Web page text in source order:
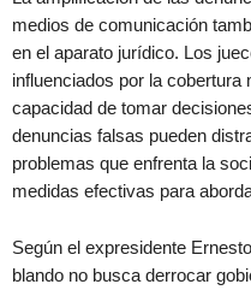
medios de comunicación
en el aparato jurídico. Los
influenciados por la
capacidad de tomar
denuncias falsas pueden
problemas que enfrenta la
medidas efectivas para
Según el expresidente
blando no busca derrocar